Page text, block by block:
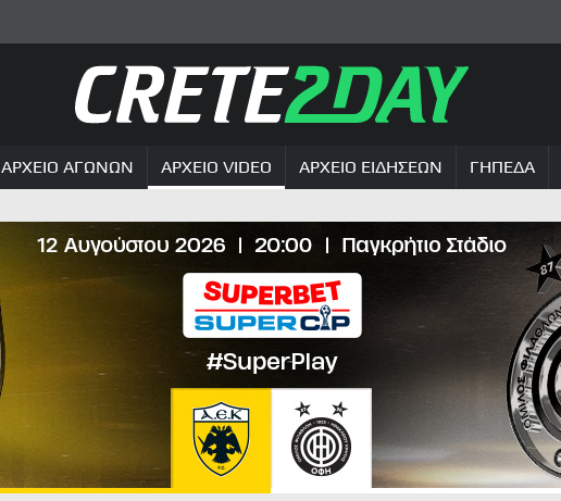
ΑΡΧΕΙΟ ΑΓΩΝΩΝ ΑΡΧΕΙΟ VIDEO ΑΡΧΕΙΟ ΕΙΔΗΣΕΩΝ ΓΗΠΕΔΑ